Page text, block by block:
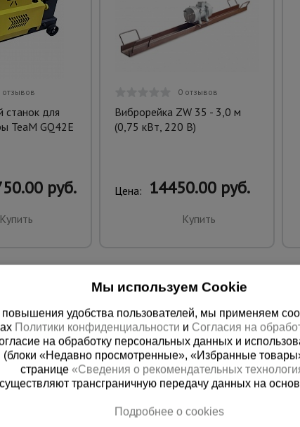
отзывов
станок для
TeaM GQ42E
руб.
Купить
0 отзывов
Виброрейка ZW 35 - 3,0 м
(0,75 кВт, 220 В)
Цена: 14450.00 руб.
Купить
8 (800) 200-25-90 +7 (938)
Мы используем Cookie
удобства пользователей, мы применяем
Политики конфиденциальности и Согласия на
на обработку персональных данных и
(блоки «Недавно просмотренные», «Избранные
странице «Сведения о рекомендательных
трансграничную передачу данных на
Подробнее о cookies